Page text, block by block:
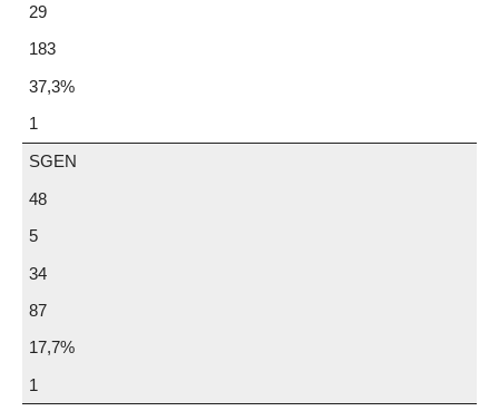
29
183
37,3%
1
SGEN
48
5
34
87
17,7%
1